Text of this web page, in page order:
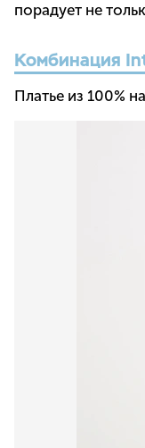
порадует не
Комбинация
Платье из 100%